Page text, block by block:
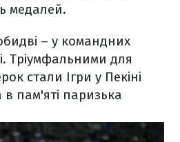
медалей.
– у командних
Тріумфальними для
стали Ігри у Пекіні
в пам'яті паризька